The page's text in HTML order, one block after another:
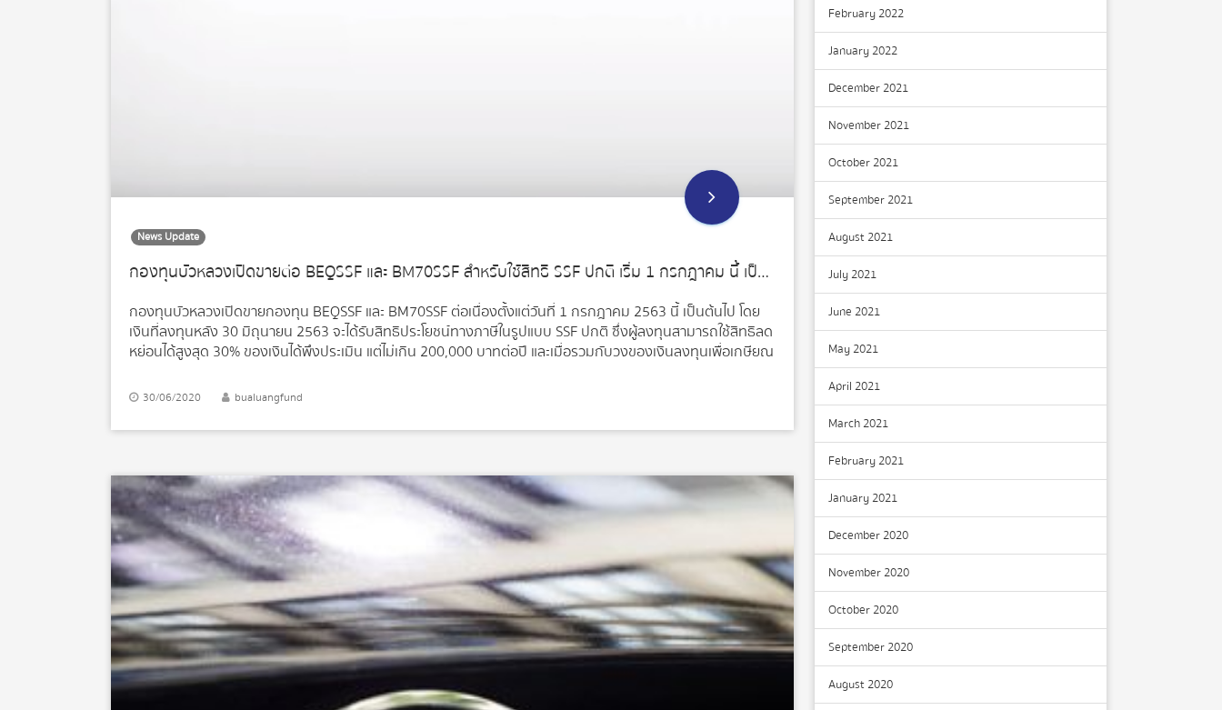
News Update
กองทุนบัวหลวงเปิดขายต่อ BEQSSF และ BM70SSF สำหรับใช้สิทธิ SSF ปกติ เริ่ม 1 กรกฎาคม นี้ เป็นต้นไป ดันกองทุนเติบโตต่อเนื่อง
กองทุนบัวหลวงเปิดขายกองทุน BEQSSF และ BM70SSF ต่อเนื่องตั้งแต่วันที่ 1 กรกฎาคม 2563 นี้ เป็นต้นไป โดย
เงินที่ลงทุนหลัง 30 มิถุนายน 2563 จะได้รับสิทธิประโยชน์ทางภาษีในรูปแบบ SSF ปกติ ซึ่งผู้ลงทุนสามารถใช้สิทธิลด
หย่อนได้สูงสุด 30% ของเงินได้พึงประเมิน แต่ไม่เกิน 200,000 บาทต่อปี และเมื่อรวมกับวงของเงินลงทุนเพื่อเกษียณ
สงเคราะห์ตามกฎหมายว่าด้วยโรงเรียนเอกชน กองทุนการออมแห่งชาติ หรือเบี้ยประกันภัยสำหรับการประกันชีวิต
หรือ กองทุนบัวหลวง เปิดเผยว่า กองทุนบัวหลวงจะเปิดขายกองทุนเปิดบัวหลวงหุ้นไทยเพื่อการออม (BEQSSF) และ
30/06/2020 bualuangfund
February 2022
January 2022
December 2021
November 2021
October 2021
September 2021
August 2021
July 2021
June 2021
May 2021
April 2021
March 2021
February 2021
January 2021
December 2020
November 2020
October 2020
September 2020
August 2020